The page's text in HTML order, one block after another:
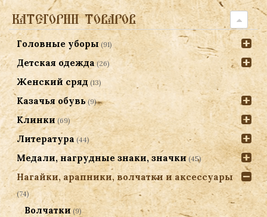
КАТЕГОРИИ ТОВАРОВ
Головные уборы (91)
Детская одежда (26)
Женский сряд (13)
Казачья обувь (9)
Клинки (69)
Литература (44)
Медали, нагрудные знаки, значки (45)
Нагайки, арапники, волчатки и аксессуары
(74)
Волчатки (9)